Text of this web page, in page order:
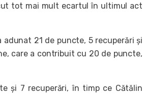
tot mai mult ecartul în ultimul act
adunat 21 de puncte, 5 recuperări și
care a contribuit cu 20 de puncte,
și 7 recuperări, în timp ce Cătălin